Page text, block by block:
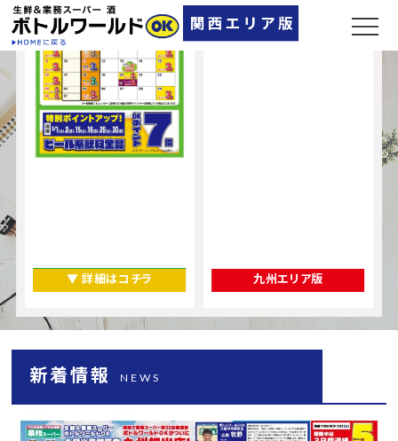
▼ 詳細はコチラ
奈良県
▼ 店舗一覧
九州エリア版
新着情報 NEWS